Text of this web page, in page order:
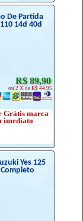
De Partida
14d 40d
R$ 89,90
ou 2 X de R$ 44.95
Grátis marca
imediato
Yes 125